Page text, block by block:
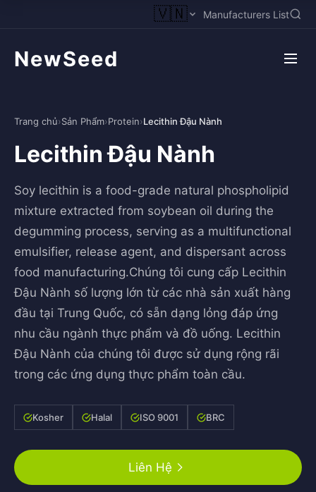
🇻🇳 Manufacturers List
NewSeed
Trang chủ›Sản Phẩm›Protein›Lecithin Đậu Nành
Lecithin Đậu Nành
Soy lecithin is a food-grade natural phospholipid
mixture extracted from soybean oil during the
degumming process, serving as a multifunctional
emulsifier, release agent, and dispersant across
food manufacturing.Chúng tôi cung cấp Lecithin
Đậu Nành số lượng lớn từ các nhà sản xuất hàng
đầu tại Trung Quốc, có sẵn dạng lỏng đáp ứng
nhu cầu ngành thực phẩm và đồ uống. Lecithin
Đậu Nành của chúng tôi được sử dụng rộng rãi
trong các ứng dụng thực phẩm toàn cầu.
Kosher Halal ISO 9001 BRC
Liên Hệ